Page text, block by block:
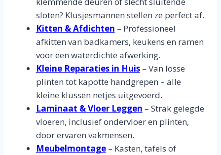
sloten? Klusjesmannen stellen ze perfect af.
Kitten & Afdichten – Professioneel
afkitten van badkamers, keukens en ramen
voor een waterdichte afwerking.
Kleine Reparaties in Huis– Van losse
plinten tot kapotte handgrepen – alle
kleine klussen netjes uitgevoerd.
Laminaat & Vloer Leggen – Strak gelegde
vloeren, inclusief ondervloer en plinten,
door ervaren vakmensen.
Meubelmontage– Kasten, tafels of